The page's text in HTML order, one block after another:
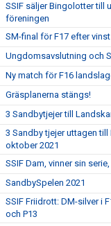
SSIF säljer Bingolotter till
föreningen
SM-final för F17 efter
Ungdomsavslutning och
Ny match för F16
Gräsplanerna stängs!
3 Sandbytjejer till
3 Sandby tjejer uttagen till
oktober 2021
SSIF Dam, vinner sin
SandbySpelen 2021
SSIF Friidrott: DM-silver i
och P13